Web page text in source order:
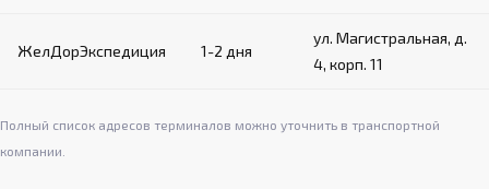
ЖелДорЭкспедиция 1-2 дня
ул. Магистральная, д.
4, корп. 11
Полный список адресов терминалов можно уточнить в транспортной
компании.